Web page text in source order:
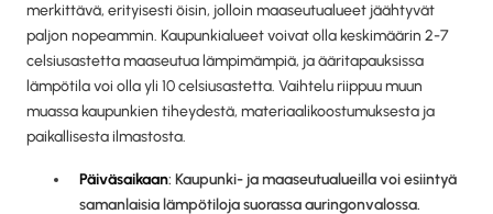
merkittävä, erityisesti öisin, jolloin maaseutualueet jäähtyvät
paljon nopeammin. Kaupunkialueet voivat olla keskimäärin 2-7
celsiusastetta maaseutua lämpimämpiä, ja ääritapauksissa
lämpötila voi olla yli 10 celsiusastetta. Vaihtelu riippuu muun
muassa kaupunkien tiheydestä, materiaalikoostumuksesta ja
paikallisesta ilmastosta.
Päiväsaikaan: Kaupunki- ja maaseutualueilla voi esiintyä
samanlaisia lämpötiloja suorassa auringonvalossa.